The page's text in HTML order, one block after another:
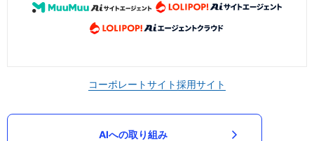
コーポレートサイト採用サイト
AIへの取り組み